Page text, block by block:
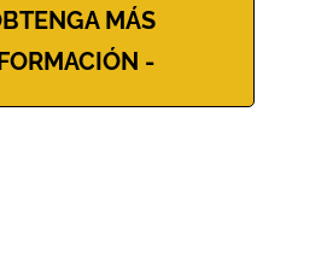
MÁS
-